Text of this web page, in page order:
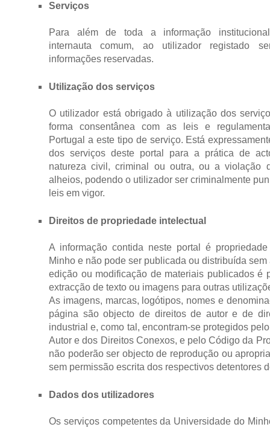
Serviços
Para além de toda a informação
internauta comum, ao utilizador registado
informações reservadas.
Utilização dos serviços
O utilizador está obrigado à utilização dos
forma consentânea com as leis e
Portugal a este tipo de serviço. Está
dos serviços deste portal para a prática de
natureza civil, criminal ou outra, ou a violação
alheios, podendo o utilizador ser criminalmente
leis em vigor.
Direitos de propriedade intelectual
A informação contida neste portal é
Minho e não pode ser publicada ou distribuída
edição ou modificação de materiais publicados é
extracção de texto ou imagens para outras
As imagens, marcas, logótipos, nomes e
página são objecto de direitos de autor e de
industrial e, como tal, encontram-se protegidos
Autor e dos Direitos Conexos, e pelo Código da
não poderão ser objecto de reprodução ou
sem permissão escrita dos respectivos detentores
Dados dos utilizadores
Os serviços competentes da Universidade do